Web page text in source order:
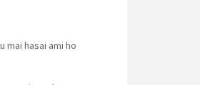
mai hasai ami ho